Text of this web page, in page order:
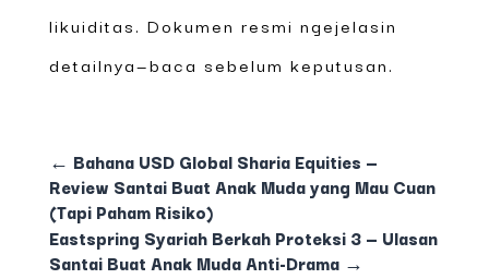
likuiditas. Dokumen resmi ngejelasin
detailnya—baca sebelum keputusan.
← Bahana USD Global Sharia Equities —
Review Santai Buat Anak Muda yang Mau Cuan
(Tapi Paham Risiko)
Eastspring Syariah Berkah Proteksi 3 — Ulasan
Santai Buat Anak Muda Anti-Drama→